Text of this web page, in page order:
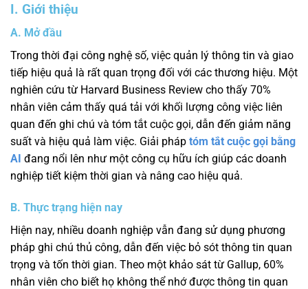
I. Giới thiệu
A. Mở đầu
Trong thời đại công nghệ số, việc quản lý thông tin và giao
tiếp hiệu quả là rất quan trọng đối với các thương hiệu. Một
nghiên cứu từ Harvard Business Review cho thấy 70%
nhân viên cảm thấy quá tải với khối lượng công việc liên
quan đến ghi chú và tóm tắt cuộc gọi, dẫn đến giảm năng
suất và hiệu quả làm việc. Giải pháp tóm tắt cuộc gọi bằng
AI đang nổi lên như một công cụ hữu ích giúp các doanh
nghiệp tiết kiệm thời gian và nâng cao hiệu quả.
B. Thực trạng hiện nay
Hiện nay, nhiều doanh nghiệp vẫn đang sử dụng phương
pháp ghi chú thủ công, dẫn đến việc bỏ sót thông tin quan
trọng và tốn thời gian. Theo một khảo sát từ Gallup, 60%
nhân viên cho biết họ không thể nhớ được thông tin quan